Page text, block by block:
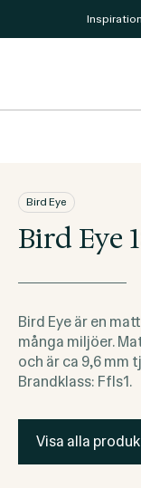
Bird Eye
Bird Eye
Bird Eye är en
många miljöer.
och är ca 9,6 mm
Brandklass: Ffls1.
Visa alla